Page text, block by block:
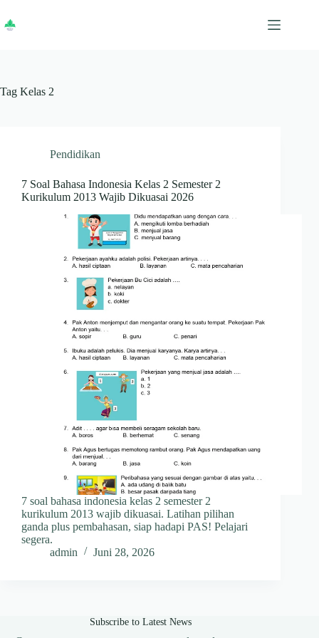
content
Tag Kelas 2
Pendidikan
7 Soal Bahasa Indonesia Kelas 2 Semester 2
Kurikulum 2013 Wajib Dikuasai 2026
7 soal bahasa indonesia kelas 2 semester 2
kurikulum 2013 wajib dikuasai. Latihan pilihan
ganda plus pembahasan, siap hadapi PAS! Pelajari
segera.
admin
Juni 28, 2026
Subscribe to Latest News